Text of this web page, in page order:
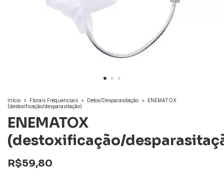
Início > Florais Frequenciais > Detox/Desparasitação > ENEMATOX
(destoxificação/desparasitação)
ENEMATOX
(destoxificação/
R$59,80